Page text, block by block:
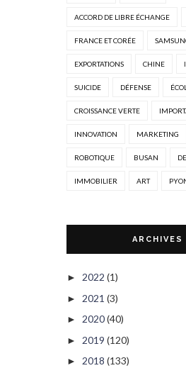
ACCORD DE LIBRE ÉCHANGE
FRANCE ET CORÉE
EXPORTATIONS CHINE
SUICIDE DÉFENSE
CROISSANCE VERTE
INNOVATION MARKETING
ROBOTIQUE BUSAN
IMMOBILIER ART
ARCHIVES
► 2022 (1)
► 2021 (3)
► 2020(40)
► 2019 (120)
► 2018 (133)